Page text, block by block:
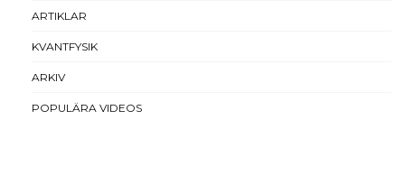
ARTIKLAR
KVANTFYSIK
ARKIV
POPULÄRA VIDEOS